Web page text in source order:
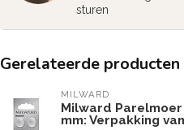
sturen
Gerelateerde producten
MILWARD
Milward
mm: Verpakking